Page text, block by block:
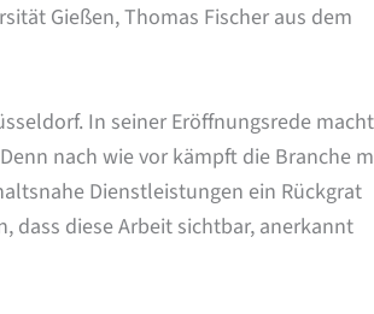
Gießen, Thomas Fischer aus dem
In seiner Eröffnungsrede
nach wie vor kämpft die Branche
Dienstleistungen ein Rückgrat
dass diese Arbeit sichtbar, anerkannt